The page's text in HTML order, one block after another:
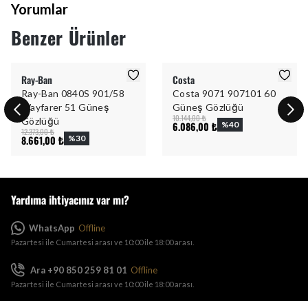
Yorumlar
Benzer Ürünler
Ray-Ban
Ray-Ban 0840S 901/58
Wayfarer 51 Güneş
Gözlüğü
12.373,00 ₺
8.661,00 ₺ %30
Costa
Costa 9071 907101 60
Güneş Gözlüğü
10.144,00 ₺
6.086,00 ₺ %40
Yardıma ihtiyacınız var mı?
WhatsApp Offline
Pazartesi ile Cumartesi arası ve 10:00 ile 18:00 arası.
Ara +90 850 259 81 01 Offline
Pazartesi ile Cumartesi arası ve 10:00 ile 18:00 arası.